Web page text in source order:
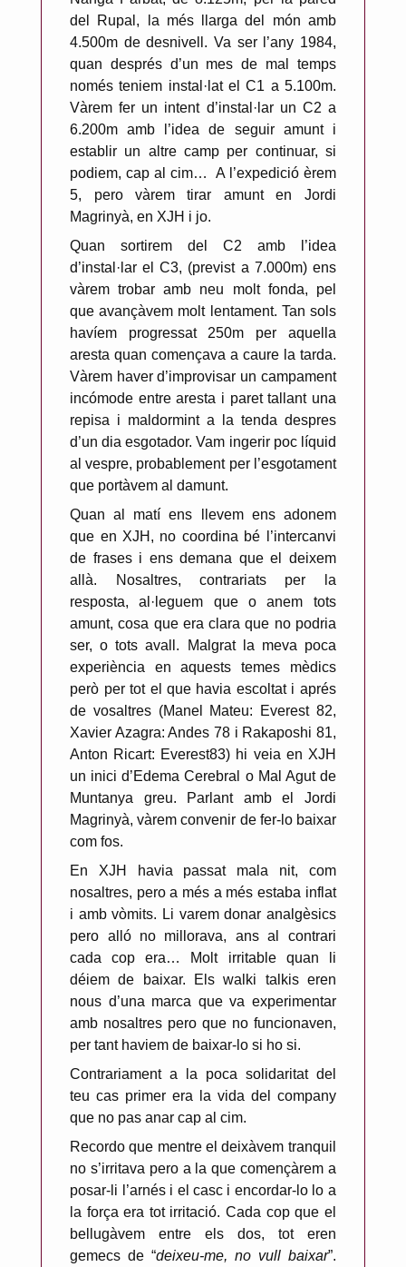
del Rupal, la més llarga del món amb
4.500m de desnivell. Va ser l’any 1984,
quan després d’un mes de mal temps
només teniem instal·lat el C1 a 5.100m.
Vàrem fer un intent d’instal·lar un C2 a
6.200m amb l’idea de seguir amunt i
establir un altre camp per continuar, si
podiem, cap al cim…
A l’expedició èrem
5, pero vàrem tirar amunt en Jordi
Magrinyà, en XJH i jo.
Quan sortirem del C2 amb l’idea
d’instal·lar el C3, (previst a 7.000m) ens
vàrem trobar amb neu molt fonda, pel
que avançàvem molt lentament. Tan sols
havíem progressat 250m per aquella
aresta quan començava a caure la tarda.
Vàrem haver d’improvisar un campament
incómode entre aresta i paret tallant una
repisa i maldormint a la tenda despres
d’un dia esgotador. Vam ingerir poc líquid
al vespre, probablement per l’esgotament
que portàvem al damunt.
Quan al matí ens llevem ens adonem
que en XJH, no coordina bé l’intercanvi
de frases i ens demana que el deixem
allà. Nosaltres, contrariats per la
resposta, al·leguem que o anem tots
amunt, cosa que era clara que no podria
ser, o tots avall. Malgrat la meva poca
experiència en aquests temes mèdics
però per tot el que havia escoltat i aprés
de vosaltres (Manel Mateu: Everest 82,
Xavier Azagra: Andes 78 i Rakaposhi 81,
Anton Ricart: Everest83) hi veia en XJH
un inici d’Edema Cerebral o Mal Agut de
Muntanya greu. Parlant amb el Jordi
Magrinyà, vàrem convenir de fer-lo baixar
com fos.
En XJH havia passat mala nit, com
nosaltres, pero a més a més estaba inflat
i amb vòmits. Li varem donar analgèsics
pero alló no millorava, ans al contrari
cada cop era… Molt irritable quan li
déiem de baixar. Els walki talkis eren
nous d’una marca que va experimentar
amb nosaltres pero que no funcionaven,
per tant haviem de baixar-lo si ho si.
Contrariament a la poca solidaritat del
teu cas primer era la vida del company
que no pas anar cap al cim.
Recordo que mentre el deixàvem tranquil
no s’irritava pero a la que començàrem a
posar-li l’arnés i el casc i encordar-lo lo a
la força era tot irritació. Cada cop que el
bellugàvem entre els dos, tot eren
gemecs de “deixeu-me, no vull baixar”.